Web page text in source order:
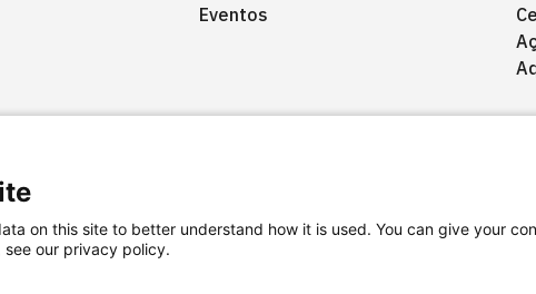
Eventos
Fale conosco
on this site to better understand how it is used. You can give your
see our privacy policy.